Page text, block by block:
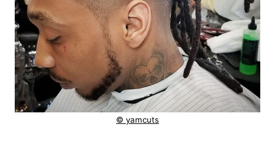
© yamcuts